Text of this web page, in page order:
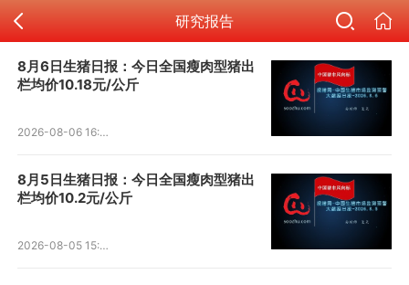
研究报告
8月6日生猪日报：今日全国瘦肉型猪出
栏均价10.18元/公斤
2026-08-06 16:42:52
8月5日生猪日报：今日全国瘦肉型猪出
栏均价10.2元/公斤
2026-08-05 15:51:33